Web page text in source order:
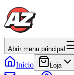
Abrir menu principal
Início Loja